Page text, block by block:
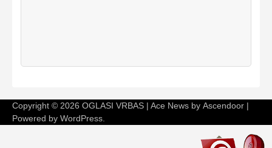
Copyright © 2026 OGLASI VRBAS | Ace News by Ascendoor |
Powered by WordPress